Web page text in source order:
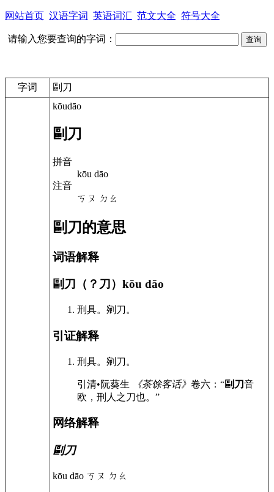
网站首页 汉语字词 英语词汇 范文大全 符号大全
请输入您要查询的字词：
字词 剾刀
kōudāo
剾刀
拼音
kōu dāo
注音
ㄎㄡ ㄉㄠ
剾刀的意思
词语解释
剾刀（？刀） kōu dāo
刑具。剜刀。
引证解释
刑具。剜刀。
引 清•阮葵生 《茶馀客话》 卷六：“剾刀音
欧，刑人之刀也。”
网络解释
剾刀
kōu dāo ㄎㄡ ㄉㄠ